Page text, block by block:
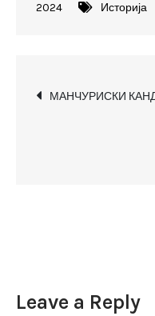
2024
Историја
Post
МАНЧУРИСКИ
Leave a Reply